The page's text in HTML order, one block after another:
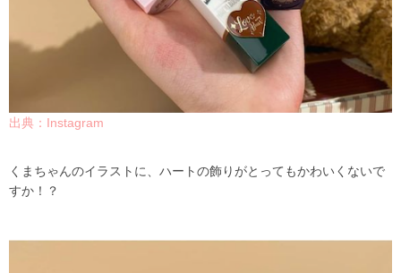
出典：Instagram
くまちゃんのイラストに、ハートの飾りがとってもかわいくないで
すか！？